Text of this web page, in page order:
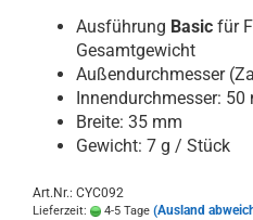
Ausführung Basic für
Gesamtgewicht
Außendurchmesser
Innendurchmesser: 50
Breite: 35 mm
Gewicht: 7 g / Stück
Art.Nr.: CYC092
Lieferzeit: 4-5 Tage (Ausland